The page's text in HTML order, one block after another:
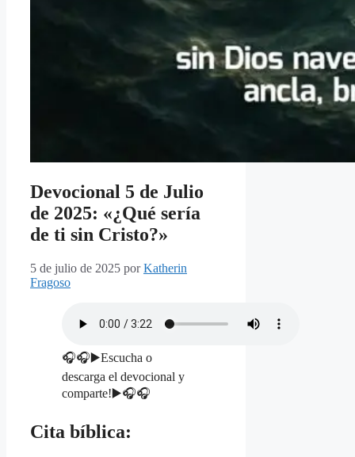
Devocional 5 de Julio
de 2025: «¿Qué sería
de ti sin Cristo?»
5 de julio de 2025 porKatherin
Fragoso
🎧🎧▶️Escucha o
descarga el devocional y
comparte!▶️🎧🎧
Cita bíblica: